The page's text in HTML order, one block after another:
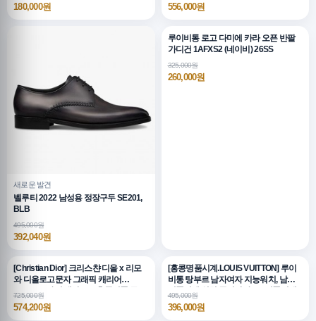
180,000원 556,000원
새로운 발견
벨루티 2022 남성용 정장구두 SE201,
BLB
495,000원
392,040원
루이비통 로고 다미에 카라 오픈 반팔
가디건 1AFXS2 (네이비) 26SS
325,000원
260,000원
[Christian Dior] 크리스챤 디올 x 리모
와 디올로고문자 그래픽 캐리어
CR005, 4가지 색상, B4, 홍콩명품,무브
타임
725,000원
574,200원
[홍콩명품시계.LOUIS VUITTON] 루이
비통 탕부르 남자여자 지능워치, 남자
명품시계,워치,중년남자,SA,명품시계,
메탈시계
495,000원
396,000원